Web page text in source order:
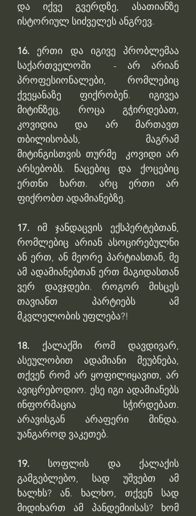
და იქვე გვერდზე, ასათიანზე
ისტორიულ სიძველეს ანგრევ.
16. ერთი და იგივე პრობლემაა
საქართველოში  - არ არიან
პროფესიონალები, რომლებიც
ქვეყანაზე ფიქრობენ. იგივეა
მიტინზეც, როცა გჭირდებათ,
კოვიდია და არ მართავთ
თბილისობას, მაგრამ
მიტინგისთვის თურმე  კოვიდი არ
არსებობს. ნაცებიც და ქოცებიც
ერთნი ხართ. არც ერთი არ
ფიქრობთ ადამიანებზე.
17. იმ ჯანდაცვის ექსპერტებთან,
რომლებიც არიან ასოცირებულნი
ან ერთ, ან მეორე პარტიასთან, მე
ამ ადამიანებთან ერთ მაგიდასთან
ვერ დავჯდები. როგორ მისცეს
თავიანთ პარტიებს ამ
მკვლელობის უფლება?!
18. ქალაქში რომ დავდივარ,
ასეულობით ადამიანი მეუბნება,
თქვენ რომ არ ყოფილიყავით, არ
ავიცრებოდიო. ესე იგი ადამიანებს
ინფორმაცია სჭირდებათ.
არავისგან არაფერი მინდა.
უანგაროდ ვაკეთებ.
19. სოფლის და ქალაქის
გამგებლებო, სად უშვებთ ამ
ხალხს? ან. ხალხო, თქვენ სად
მიდიხართ ამ პანდემიისას? ხომ